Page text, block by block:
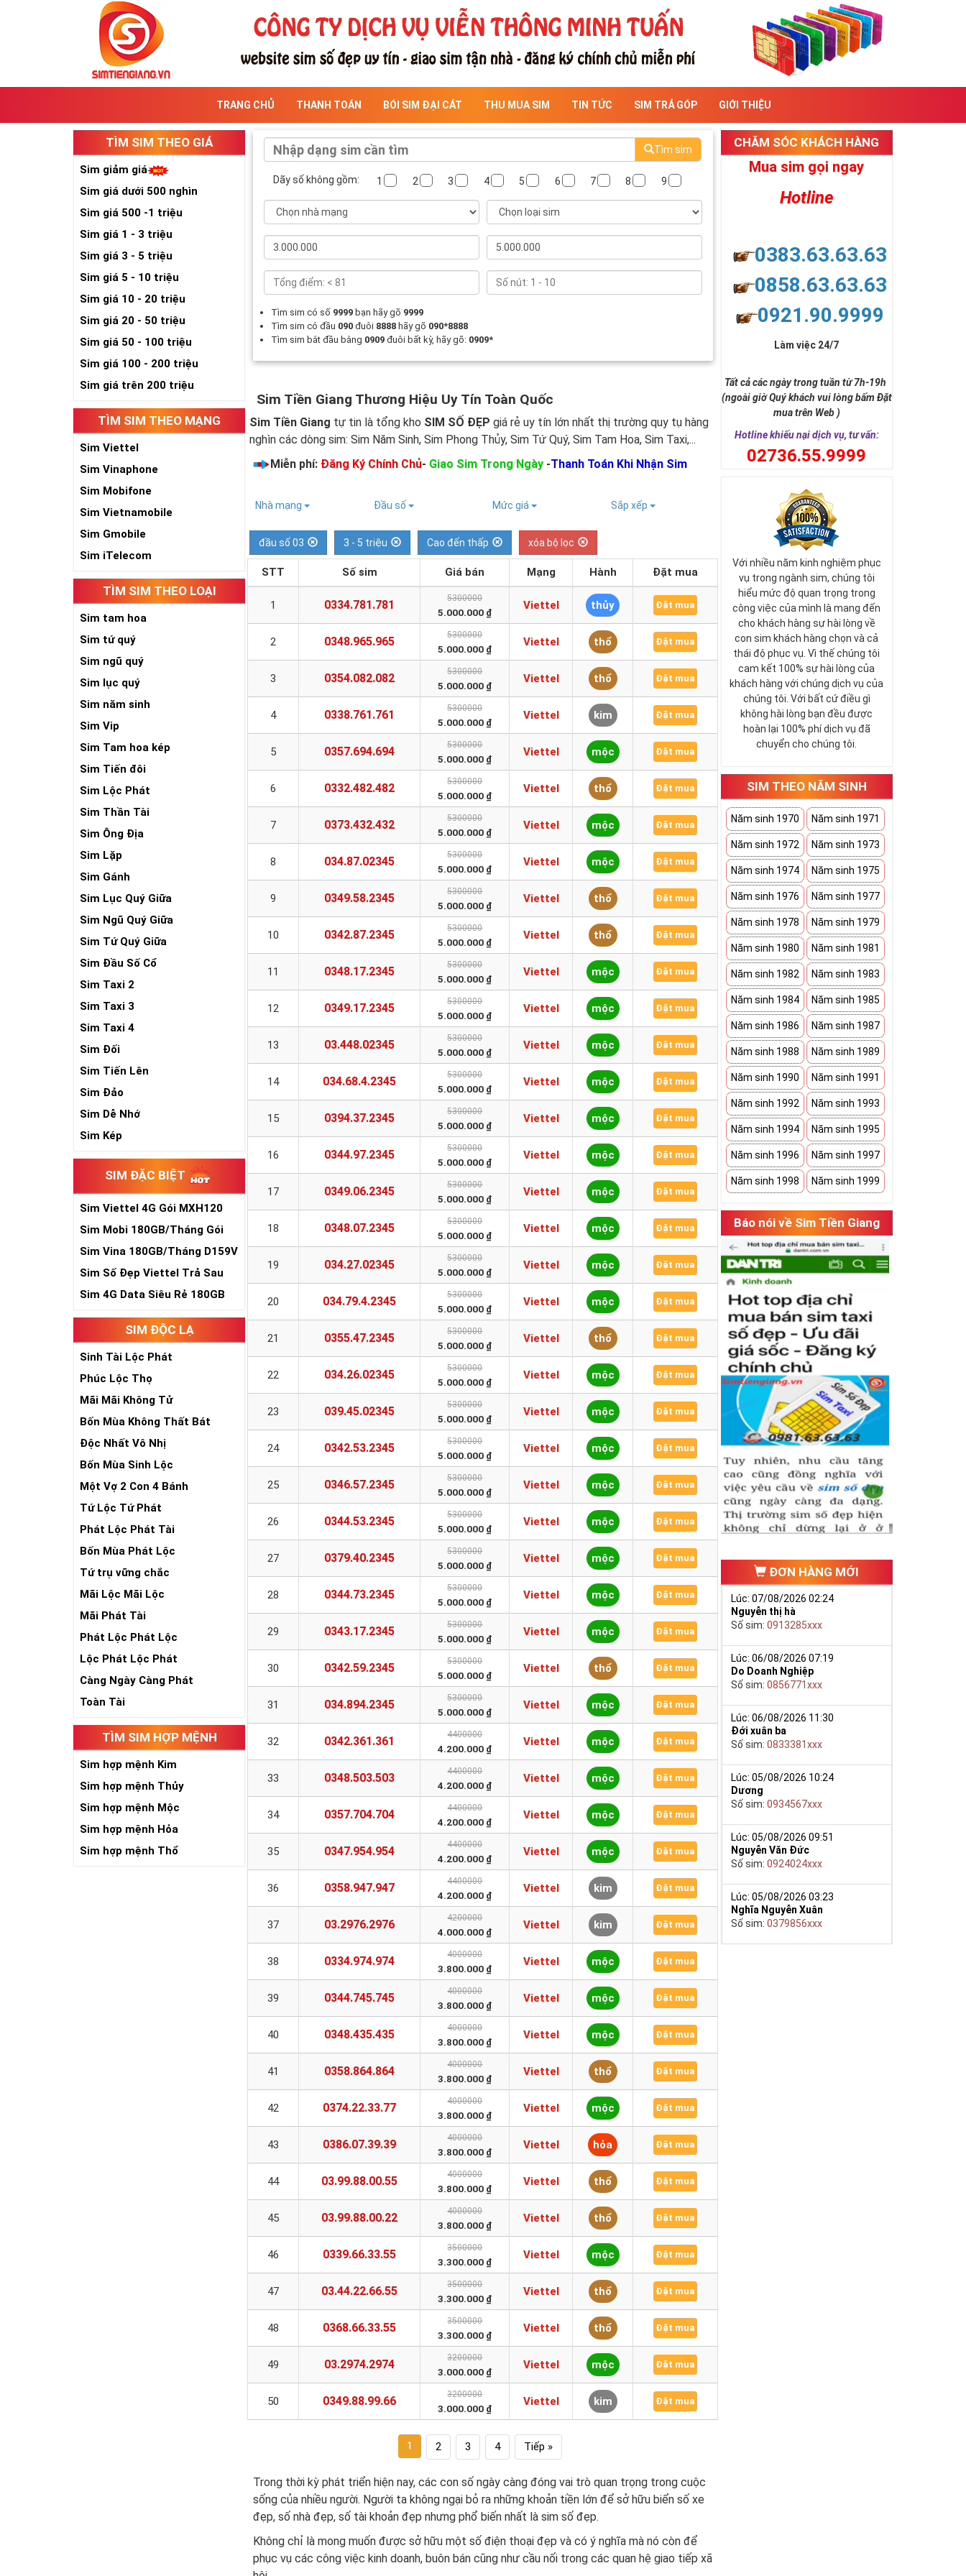
TRANG CHỦ THANH TOÁN BÓI SIM ĐẠI CÁT THU MUA SIM TIN TỨC SIM TRẢ GÓP GIỚI THIỆU
TÌM SIM THEO GIÁ
Sim giảm giá
Sim giá dưới 500 nghìn
Sim giá 500 -1 triệu
Sim giá 1 - 3 triệu
Sim giá 3 - 5 triệu
Sim giá 5 - 10 triệu
Sim giá 10 - 20 triệu
Sim giá 20 - 50 triệu
Sim giá 50 - 100 triệu
Sim giá 100 - 200 triệu
Sim giá trên 200 triệu
TÌM SIM THEO MẠNG
Sim Viettel
Sim Vinaphone
Sim Mobifone
Sim Vietnamobile
Sim Gmobile
Sim iTelecom
TÌM SIM THEO LOẠI
Sim tam hoa
Sim tứ quý
Sim ngũ quý
Sim lục quý
Sim năm sinh
Sim Vip
Sim Tam hoa kép
Sim Tiến đôi
Sim Lộc Phát
Sim Thần Tài
Sim Ông Địa
Sim Lặp
Sim Gánh
Sim Lục Quý Giữa
Sim Ngũ Quý Giữa
Sim Tứ Quý Giữa
Sim Đầu Số Cổ
Sim Taxi 2
Sim Taxi 3
Sim Taxi 4
Sim Đối
Sim Tiến Lên
Sim Đảo
Sim Dễ Nhớ
Sim Kép
SIM ĐẶC BIỆT
Sim Viettel 4G Gói MXH120
Siêu Rẻ
Sim Mobi 180GB/Tháng Gói
TK159
Sim Vina 180GB/Tháng D159V
Sim Số Đẹp Viettel Trả Sau
Sim 4G Data Siêu Rẻ 180GB
SIM ĐỘC LẠ
Sinh Tài Lộc Phát
Phúc Lộc Thọ
Mãi Mãi Không Tử
Bốn Mùa Không Thất Bát
Độc Nhất Vô Nhị
Bốn Mùa Sinh Lộc
Một Vợ 2 Con 4 Bánh
Tứ Lộc Tứ Phát
Phát Lộc Phát Tài
Bốn Mùa Phát Lộc
Tứ trụ vững chắc
Mãi Lộc Mãi Lộc
Mãi Phát Tài
Phát Lộc Phát Lộc
Lộc Phát Lộc Phát
Càng Ngày Càng Phát
Toàn Tài
TÌM SIM HỢP MỆNH
Sim hợp mệnh Kim
Sim hợp mệnh Thủy
Sim hợp mệnh Mộc
Sim hợp mệnh Hỏa
Sim hợp mệnh Thổ
Tìm sim
Dãy số không gồm: 1 2 3 4 5 6 7 8 9
Tìm sim có số 9999 bạn hãy gõ 9999
Tìm sim có đầu 090đuôi 8888 hãy gõ 090*8888
Tìm sim bắt đầu bằng 0909 đuôi bất kỳ, hãy gõ: 0909*
Sim Tiền Giang Thương Hiệu Uy Tín Toàn Quốc
Sim Tiền Giang tự tin là tổng kho SIM SỐ ĐẸP giá rẻ uy tín lớn nhất thị trường quy tụ hàng
nghìn các dòng sim: Sim Năm Sinh, Sim Phong Thủy, Sim Tứ Quý, Sim Tam Hoa, Sim Taxi,...
Miễn phí: Đăng Ký Chính Chủ- Giao Sim Trong Ngày -Thanh Toán Khi Nhận Sim
Nhà mạng Đầu số Mức giá Sắp xếp
đầu số 03 3 - 5 triệu Cao đến thấp xóa bộ lọc
STT Số sim Giá bán Mạng Hành Đặt mua
1 0334.781.781 5300000
5.000.000 ₫
Viettel thủy Đặt mua
2 0348.965.965 5300000
5.000.000 ₫
Viettel thổ Đặt mua
3 0354.082.082 5300000
5.000.000 ₫
Viettel thổ Đặt mua
4 0338.761.761 5300000
5.000.000 ₫
Viettel kim Đặt mua
5 0357.694.694 5300000
5.000.000 ₫
Viettel mộc Đặt mua
6 0332.482.482 5300000
5.000.000 ₫
Viettel thổ Đặt mua
7 0373.432.432 5300000
5.000.000 ₫
Viettel mộc Đặt mua
8 034.87.02345 5300000
5.000.000 ₫
Viettel mộc Đặt mua
9 0349.58.2345 5300000
5.000.000 ₫
Viettel thổ Đặt mua
10 0342.87.2345 5300000
5.000.000 ₫
Viettel thổ Đặt mua
11 0348.17.2345 5300000
5.000.000 ₫
Viettel mộc Đặt mua
12 0349.17.2345 5300000
5.000.000 ₫
Viettel mộc Đặt mua
13 03.448.02345 5300000
5.000.000 ₫
Viettel mộc Đặt mua
14 034.68.4.2345 5300000
5.000.000 ₫
Viettel mộc Đặt mua
15 0394.37.2345 5300000
5.000.000 ₫
Viettel mộc Đặt mua
16 0344.97.2345 5300000
5.000.000 ₫
Viettel mộc Đặt mua
17 0349.06.2345 5300000
5.000.000 ₫
Viettel mộc Đặt mua
18 0348.07.2345 5300000
5.000.000 ₫
Viettel mộc Đặt mua
19 034.27.02345 5300000
5.000.000 ₫
Viettel mộc Đặt mua
20 034.79.4.2345 5300000
5.000.000 ₫
Viettel mộc Đặt mua
21 0355.47.2345 5300000
5.000.000 ₫
Viettel thổ Đặt mua
22 034.26.02345 5300000
5.000.000 ₫
Viettel mộc Đặt mua
23 039.45.02345 5300000
5.000.000 ₫
Viettel mộc Đặt mua
24 0342.53.2345 5300000
5.000.000 ₫
Viettel mộc Đặt mua
25 0346.57.2345 5300000
5.000.000 ₫
Viettel mộc Đặt mua
26 0344.53.2345 5300000
5.000.000 ₫
Viettel mộc Đặt mua
27 0379.40.2345 5300000
5.000.000 ₫
Viettel mộc Đặt mua
28 0344.73.2345 5300000
5.000.000 ₫
Viettel mộc Đặt mua
29 0343.17.2345 5300000
5.000.000 ₫
Viettel mộc Đặt mua
30 0342.59.2345 5300000
5.000.000 ₫
Viettel thổ Đặt mua
31 034.894.2345 5300000
5.000.000 ₫
Viettel mộc Đặt mua
32 0342.361.361 4400000
4.200.000 ₫
Viettel mộc Đặt mua
33 0348.503.503 4400000
4.200.000 ₫
Viettel mộc Đặt mua
34 0357.704.704 4400000
4.200.000 ₫
Viettel mộc Đặt mua
35 0347.954.954 4400000
4.200.000 ₫
Viettel mộc Đặt mua
36 0358.947.947 4400000
4.200.000 ₫
Viettel kim Đặt mua
37 03.2976.2976 4200000
4.000.000 ₫
Viettel kim Đặt mua
38 0334.974.974 4000000
3.800.000 ₫
Viettel mộc Đặt mua
39 0344.745.745 4000000
3.800.000 ₫
Viettel mộc Đặt mua
40 0348.435.435 4000000
3.800.000 ₫
Viettel mộc Đặt mua
41 0358.864.864 4000000
3.800.000 ₫
Viettel thổ Đặt mua
42 0374.22.33.77 4000000
3.800.000 ₫
Viettel mộc Đặt mua
43 0386.07.39.39 4000000
3.800.000 ₫
Viettel hỏa Đặt mua
44 03.99.88.00.55 4000000
3.800.000 ₫
Viettel thổ Đặt mua
45 03.99.88.00.22 4000000
3.800.000 ₫
Viettel thổ Đặt mua
46 0339.66.33.55 3500000
3.300.000 ₫
Viettel mộc Đặt mua
47 03.44.22.66.55 3500000
3.300.000 ₫
Viettel thổ Đặt mua
48 0368.66.33.55 3500000
3.300.000 ₫
Viettel thổ Đặt mua
49 03.2974.2974 3200000
3.000.000 ₫
Viettel mộc Đặt mua
50 0349.88.99.66 3200000
3.000.000 ₫
Viettel kim Đặt mua
1 2 3 4 Tiếp »
Trong thời kỳ phát triển hiện nay, các con số ngày càng đóng vai trò quan trọng trong cuộc
sống của nhiều người. Người ta không ngại bỏ ra những khoản tiền lớn để sở hữu biển số xe
đẹp, số nhà đẹp, số tài khoản đẹp nhưng phổ biến nhất là sim số đẹp.
Không chỉ là mong muốn được sở hữu một số điện thoại đẹp và có ý nghĩa mà nó còn để
phục vụ các công việc kinh doanh, buôn bán cũng như cầu nối trong các quan hệ giao tiếp xã
CHĂM SÓC KHÁCH HÀNG
Mua sim gọi ngay
Hotline
0383.63.63.63
0858.63.63.63
0921.90.9999
Làm việc 24/7
Tất cả các ngày trong tuần từ 7h-19h
(ngoài giờ Quý khách vui lòng bấm Đặt
mua trên Web )
Hotline khiếu nại dịch vụ, tư vấn:
02736.55.9999
Với nhiều năm kinh nghiệm phục
vụ trong ngành sim, chúng tôi
hiểu mức độ quan trọng trong
công việc của mình là mang đến
cho khách hàng sự hài lòng về
con sim khách hàng chọn và cả
thái độ phục vụ. Vì thế chúng tôi
cam kết 100% sự hài lòng của
khách hàng với chúng dịch vụ của
chúng tôi. Với bất cứ điều gì
không hài lòng bạn đều được
hoàn lại 100% phí dịch vụ đã
chuyển cho chúng tôi.
SIM THEO NĂM SINH
Năm sinh 1970 Năm sinh 1971
Năm sinh 1972 Năm sinh 1973
Năm sinh 1974 Năm sinh 1975
Năm sinh 1976 Năm sinh 1977
Năm sinh 1978 Năm sinh 1979
Năm sinh 1980 Năm sinh 1981
Năm sinh 1982 Năm sinh 1983
Năm sinh 1984 Năm sinh 1985
Năm sinh 1986 Năm sinh 1987
Năm sinh 1988 Năm sinh 1989
Năm sinh 1990 Năm sinh 1991
Năm sinh 1992 Năm sinh 1993
Năm sinh 1994 Năm sinh 1995
Năm sinh 1996 Năm sinh 1997
Năm sinh 1998 Năm sinh 1999
Báo nói về Sim Tiền Giang
ĐƠN HÀNG MỚI
Lúc: 07/08/2026 02:24
Nguyễn thị hà
Số sim:0913285xxx
Lúc: 06/08/2026 07:19
Do Doanh Nghiệp
Số sim:0856771xxx
Lúc: 06/08/2026 11:30
Đới xuân ba
Số sim:0833381xxx
Lúc: 05/08/2026 10:24
Dương
Số sim:0934567xxx
Lúc: 05/08/2026 09:51
Nguyễn Văn Đức
Số sim:0924024xxx
Lúc: 05/08/2026 03:23
Nghĩa Nguyễn Xuân
Số sim:0379856xxx